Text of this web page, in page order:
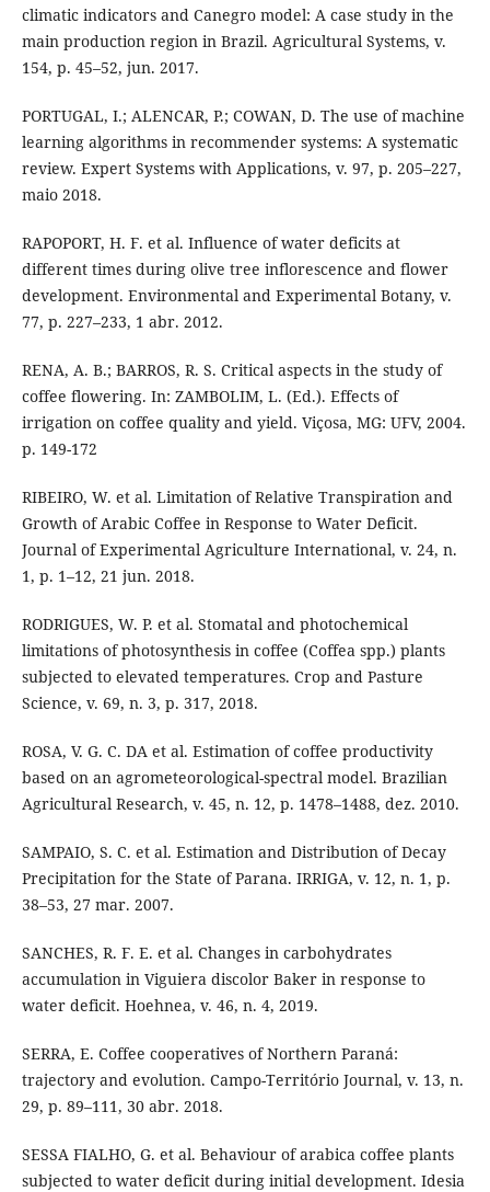
climatic indicators and Canegro model: A case study in the
main production region in Brazil. Agricultural Systems, v.
154, p. 45–52, jun. 2017.
PORTUGAL, I.; ALENCAR, P.; COWAN, D. The use of machine
learning algorithms in recommender systems: A systematic
review. Expert Systems with Applications, v. 97, p. 205–227,
maio 2018.
RAPOPORT, H. F. et al. Influence of water deficits at
different times during olive tree inflorescence and flower
development. Environmental and Experimental Botany, v.
77, p. 227–233, 1 abr. 2012.
RENA, A. B.; BARROS, R. S. Critical aspects in the study of
coffee flowering. In: ZAMBOLIM, L. (Ed.). Effects of
irrigation on coffee quality and yield. Viçosa, MG: UFV, 2004.
p. 149-172
RIBEIRO, W. et al. Limitation of Relative Transpiration and
Growth of Arabic Coffee in Response to Water Deficit.
Journal of Experimental Agriculture International, v. 24, n.
1, p. 1–12, 21 jun. 2018.
RODRIGUES, W. P. et al. Stomatal and photochemical
limitations of photosynthesis in coffee (Coffea spp.) plants
subjected to elevated temperatures. Crop and Pasture
Science, v. 69, n. 3, p. 317, 2018.
ROSA, V. G. C. DA et al. Estimation of coffee productivity
based on an agrometeorological-spectral model. Brazilian
Agricultural Research, v. 45, n. 12, p. 1478–1488, dez. 2010.
SAMPAIO, S. C. et al. Estimation and Distribution of Decay
Precipitation for the State of Parana. IRRIGA, v. 12, n. 1, p.
38–53, 27 mar. 2007.
SANCHES, R. F. E. et al. Changes in carbohydrates
accumulation in Viguiera discolor Baker in response to
water deficit. Hoehnea, v. 46, n. 4, 2019.
SERRA, E. Coffee cooperatives of Northern Paraná:
trajectory and evolution. Campo-Território Journal, v. 13, n.
29, p. 89–111, 30 abr. 2018.
SESSA FIALHO, G. et al. Behaviour of arabica coffee plants
subjected to water deficit during initial development. Idesia